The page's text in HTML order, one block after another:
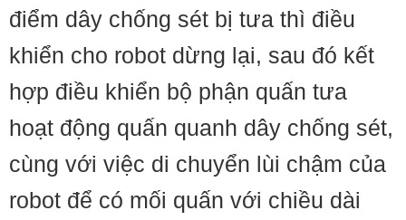
điểm dây chống sét bị tưa thì điều
khiển cho robot dừng lại, sau đó kết
hợp điều khiển bộ phận quấn tưa
hoạt động quấn quanh dây chống sét,
cùng với việc di chuyển lùi chậm của
robot để có mối quấn với chiều dài